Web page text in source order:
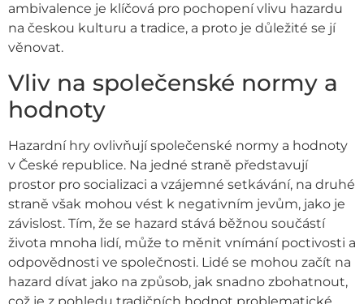
ambivalence je klíčová pro pochopení vlivu hazardu
na českou kulturu a tradice, a proto je důležité se jí
věnovat.
Vliv na společenské normy a
hodnoty
Hazardní hry ovlivňují společenské normy a hodnoty
v České republice. Na jedné straně představují
prostor pro socializaci a vzájemné setkávání, na druhé
straně však mohou vést k negativním jevům, jako je
závislost. Tím, že se hazard stává běžnou součástí
života mnoha lidí, může to měnit vnímání poctivosti a
odpovědnosti ve společnosti. Lidé se mohou začít na
hazard dívat jako na způsob, jak snadno zbohatnout,
což je z pohledu tradičních hodnot problematické.